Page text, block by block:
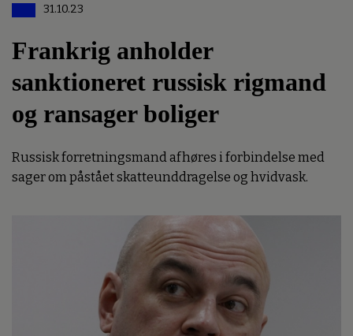
31.10.23
Frankrig anholder
sanktioneret russisk rigmand
og ransager boliger
Russisk forretningsmand afhøres i forbindelse med
sager om påstået skatteunddragelse og hvidvask.